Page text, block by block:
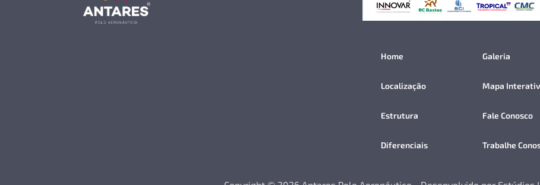
Home
Localização
Estrutura
Diferenciais
Galeria
Mapa
Fale Conosco
Trabalhe